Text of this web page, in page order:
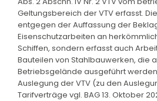
Geltungsbereich der VTV erfasst.
entgegen der Auffassung der
Eisenschutzarbeiten an
Schiffen, sondern erfasst auch
Bauteilen von Stahlbauwerken, die
Betriebsgelände ausgeführt
Auslegung der VTV (zu den
Tarifverträge vgl. BAG 13. Oktober